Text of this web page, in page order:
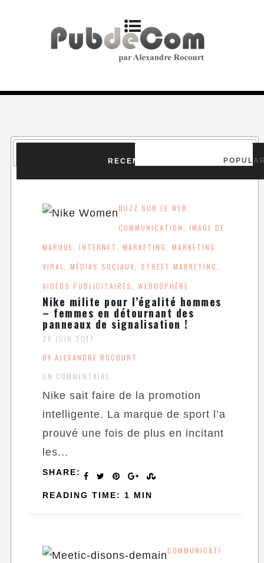
RECENT POSTS
BUZZ SUR LE WEB
COMMUNICATION ,IMAGE DE
MARQUE
,INTERNET ,MARKETING ,MARKETING
VIRAL
,MÉDIAS SOCIAUX STREET MARKETING
VIDÉOS PUBLICITAIRES ,WEBOSPHÈRE
Nike milite pour l’égalité hommes
– femmes en détournant des
panneaux de signalisation !
26 JUIN 2017
BY ALEXANDRE ROCOURT
UN COMMENTAIRE
Nike sait faire de la promotion
intelligente. La marque de sport l’a
prouvé une fois de plus en incitant
les...
SHARE:
READING TIME: 1 MIN
COMMUNICATI